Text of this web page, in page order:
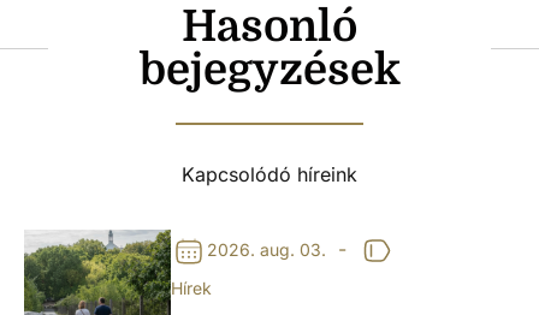
Hasonló
bejegyzések
Kapcsolódó híreink
2026. aug. 03. -
Hírek